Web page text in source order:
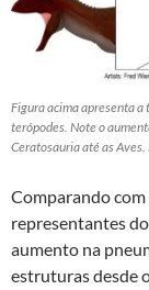
Figura acima apresenta
terópodes. Note o
Ceratosauria até as
Comparando
representantes
aumento na
estruturas desde